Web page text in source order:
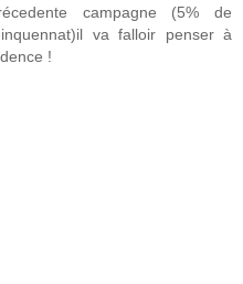
campagne (5% de
va falloir penser à
!